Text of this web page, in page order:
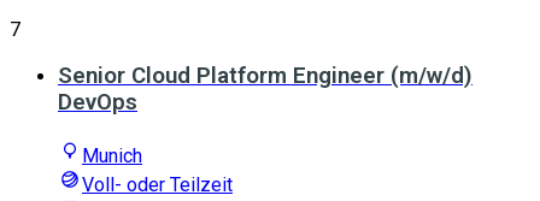
7
Senior Cloud Platform Engineer (m/w/d)
DevOps
Munich
Voll- oder Teilzeit